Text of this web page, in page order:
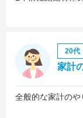
20代
家計